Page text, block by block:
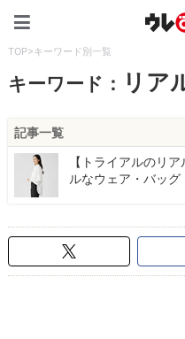
TOP>キーワード別一覧
キーワード： リア
記事一覧
【トライアルのリ
ルなウェア・バッ